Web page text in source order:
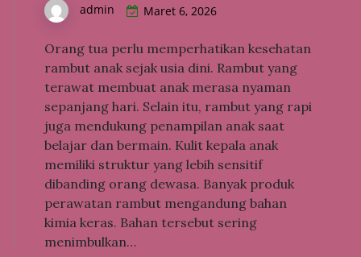
admin Maret 6, 2026
Orang tua perlu memperhatikan kesehatan
rambut anak sejak usia dini. Rambut yang
terawat membuat anak merasa nyaman
sepanjang hari. Selain itu, rambut yang rapi
juga mendukung penampilan anak saat
belajar dan bermain. Kulit kepala anak
memiliki struktur yang lebih sensitif
dibanding orang dewasa. Banyak produk
perawatan rambut mengandung bahan
kimia keras. Bahan tersebut sering
menimbulkan…